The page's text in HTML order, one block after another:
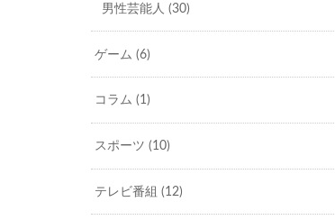
男性芸能人 (30)
ゲーム(6)
コラム(1)
スポーツ(10)
テレビ番組(12)